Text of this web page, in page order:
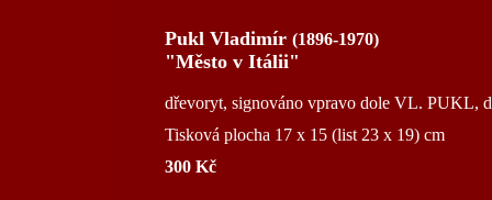
Pukl Vladimír (1896-1970)
"Město v Itálii"
dřevoryt, signováno vpravo dole VL. PUKL,
Tisková plocha 17 x 15 (list 23 x 19) cm
300 Kč